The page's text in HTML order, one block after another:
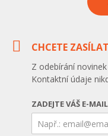
CHCETE
Z odebírání
Kontaktní údaje
ZADEJTE VÁŠ E-